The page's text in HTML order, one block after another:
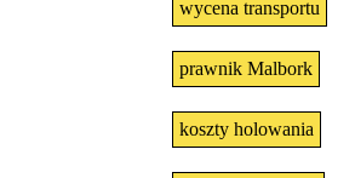
wycena transportu
prawnik Malbork
koszty holowania